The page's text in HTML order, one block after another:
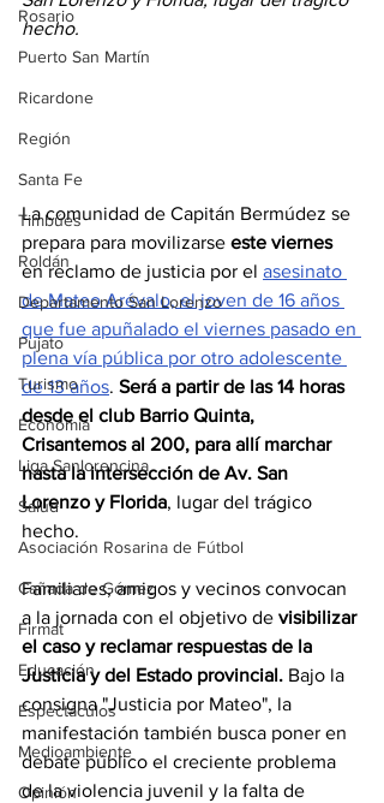
Rosario
Puerto San Martín
Ricardone
Región
Santa Fe
Timbúes
Roldán
Departamento San Lorenzo
Pujato
Turismo
Economía
Liga Sanlorencina
Salud
Asociación Rosarina de Fútbol
Cañada de Gómez
Firmat
Educación
Espectáculos
Medioambiente
Opinión
hecho.
La comunidad de Capitán Bermúdez se
prepara para movilizarse este viernes
en reclamo de justicia por el asesinato
de Mateo Arévalo, el joven de 16 años
que fue apuñalado el viernes pasado en
plena vía pública por otro adolescente
de 13 años. Será a partir de las 14 horas
desde el club Barrio Quinta,
Crisantemos al 200, para allí marchar
hasta la intersección de Av. San
Lorenzo y Florida, lugar del trágico
hecho.
Familiares, amigos y vecinos convocan
a la jornada con el objetivo de visibilizar
el caso y reclamar respuestas de la
Justicia y del Estado provincial. Bajo la
consigna "Justicia por Mateo", la
manifestación también busca poner en
debate público el creciente problema
de la violencia juvenil y la falta de